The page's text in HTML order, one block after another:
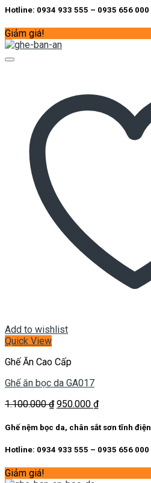
Hotline: 0934 933 555 – 0935 656 000
Giảm giá!
Add to wishlist
Quick View
Ghế Ăn Cao Cấp
Ghế ăn bọc da GA017
1.100.000₫ Giá
là:
950.000 ₫Giá
tại
950.000 ₫.
Ghế nệm bọc da, chân sắt sơn tĩnh điện
Hotline: 0934 933 555 – 0935 656 000
Giảm giá!